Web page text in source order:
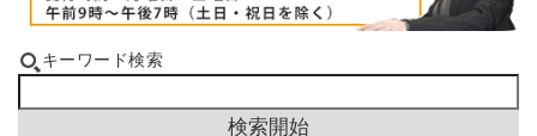
キーワード検索